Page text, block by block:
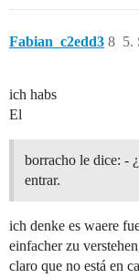
Fabian_c2edd3 5.
8
ich habs
El
borracho le dice: -
entrar.
ich denke es waere
einfacher zu
claro que no está en